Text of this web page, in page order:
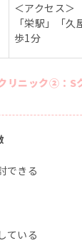
＜アクセス＞
「栄駅」「
歩1分
リニック②：S
できる
ている